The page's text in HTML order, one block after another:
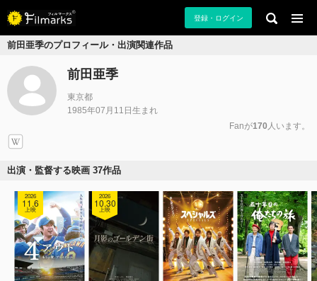
登録・ログイン
前田亜季のプロフィール・出演関連作品
前田亜季
東京都
1985年07月11日生まれ
Fanが170 人います。
出演・監督する映画 37作品
2026
11.6
上映
2026
10.30
上映